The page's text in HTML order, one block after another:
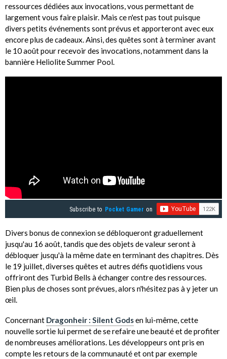
ressources dédiées aux invocations, vous permettant de
largement vous faire plaisir. Mais ce n'est pas tout puisque
divers petits événements sont prévus et apporteront avec eux
encore plus de cadeaux. Ainsi, des quêtes sont à terminer avant
le 10 août pour recevoir des invocations, notamment dans la
bannière Heliolite Summer Pool.
Subscribe to Pocket Gamer on
Divers bonus de connexion se débloqueront graduellement
jusqu'au 16 août, tandis que des objets de valeur seront à
débloquer jusqu'à la même date en terminant des chapitres. Dès
le 19 juillet, diverses quêtes et autres défis quotidiens vous
offriront des Turbid Bells à échanger contre des ressources.
Bien plus de choses sont prévues, alors n'hésitez pas à y jeter un
œil.
Concernant Dragonheir : Silent Godsen lui-même, cette
nouvelle sortie lui permet de se refaire une beauté et de profiter
de nombreuses améliorations. Les développeurs ont pris en
compte les retours de la communauté et ont par exemple